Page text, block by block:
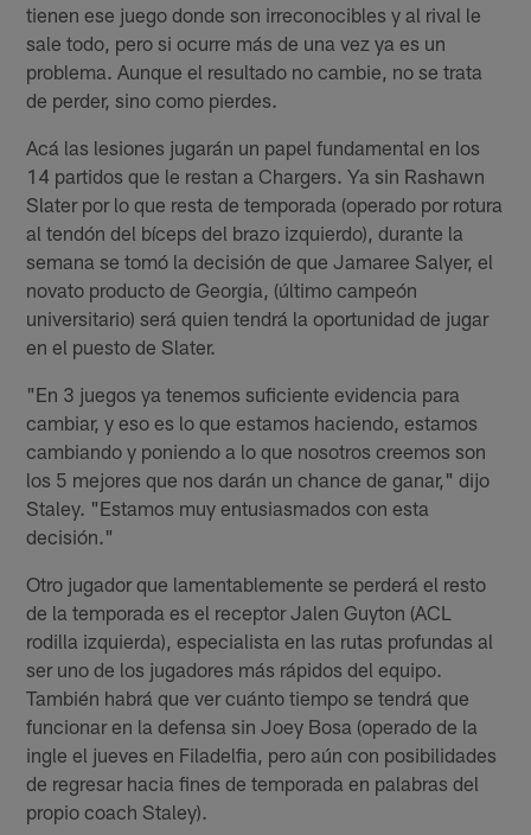
tienen ese juego donde son irreconocibles y al rival le
sale todo, pero si ocurre más de una vez ya es un
problema. Aunque el resultado no cambie, no se trata
de perder, sino como pierdes.
Acá las lesiones jugarán un papel fundamental en los
14 partidos que le restan a Chargers. Ya sin Rashawn
Slater por lo que resta de temporada (operado por rotura
al tendón del bíceps del brazo izquierdo), durante la
semana se tomó la decisión de que Jamaree Salyer, el
novato producto de Georgia, (último campeón
universitario) será quien tendrá la oportunidad de jugar
en el puesto de Slater.
"En 3 juegos ya tenemos suficiente evidencia para
cambiar, y eso es lo que estamos haciendo, estamos
cambiando y poniendo a lo que nosotros creemos son
los 5 mejores que nos darán un chance de ganar," dijo
Staley. "Estamos muy entusiasmados con esta
decisión."
Otro jugador que lamentablemente se perderá el resto
de la temporada es el receptor Jalen Guyton (ACL
rodilla izquierda), especialista en las rutas profundas al
ser uno de los jugadores más rápidos del equipo.
También habrá que ver cuánto tiempo se tendrá que
funcionar en la defensa sin Joey Bosa (operado de la
ingle el jueves en Filadelfia, pero aún con posibilidades
de regresar hacia fines de temporada en palabras del
propio coach Staley).